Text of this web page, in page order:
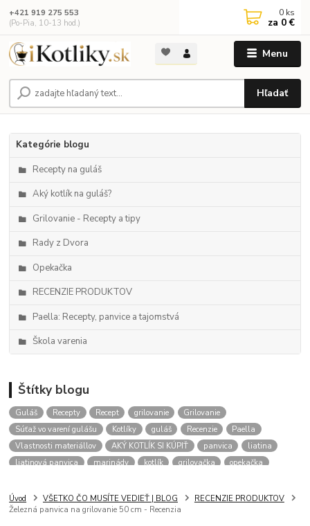
Menu
Hľadať
+421 919 275 553
(Po-Pia, 10-13 hod.)
0 ks
za 0 €
Kategórie blogu
Recepty na guláš
Aký kotlík na guláš?
Grilovanie - Recepty a tipy
Rady z Dvora
Opekačka
RECENZIE PRODUKTOV
Paella: Recepty, panvice a tajomstvá
Škola varenia
Štítky blogu
Guláš Recepty Recept grilovanie
Grilovanie
Súťaž vo varení gulášu
Kotlíky guláš Recenzie
Paella
Vlastnosti materiállov
AKÝ KOTLÍK SI KÚPIŤ panvica
liatina
liatinová panvica
marinády kotlík grilovačka
opekačka
RADY
Úvod VŠETKO ČO MUSÍTE VEDIEŤ | BLOG
RECENZIE PRODUKTOV
Železná panvica na grilovanie 50 cm - Recenzia